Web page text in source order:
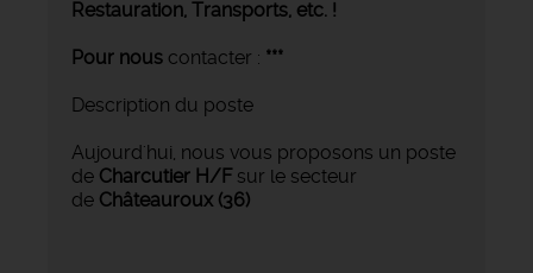
Restauration, Transports, etc. !
Pour nous contacter : ***
Description du poste
Aujourd'hui, nous vous proposons un poste
de Charcutier H/Fsur le secteur
de Châteauroux (36)